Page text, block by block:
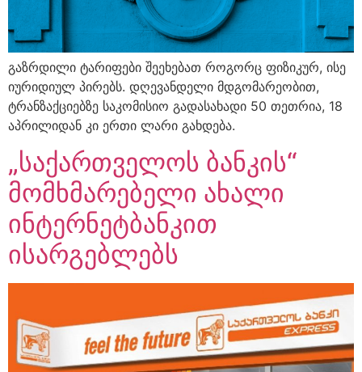
გაზრდილი ტარიფები შეეხებათ როგორც ფიზიკურ, ისე
იურიდიულ პირებს. დღევანდელი მდგომარეობით,
ტრანზაქციებზე საკომისიო გადასახადი 50 თეთრია, 18
აპრილიდან კი ერთი ლარი გახდება.
„საქართველოს ბანკის“
მომხმარებელი ახალი
ინტერნეტბანკით
ისარგებლებს